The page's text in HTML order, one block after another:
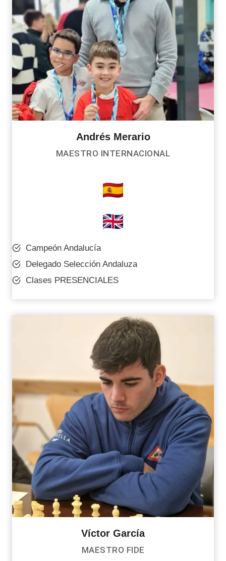
Andrés Merario
MAESTRO INTERNACIONAL
Campeón Andalucía
Delegado Selección Andaluza
Clases PRESENCIALES
Víctor García
MAESTRO FIDE